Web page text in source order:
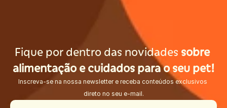
Fique por dentro das novidades sobre
alimentação e cuidados para o seu pet!
Inscreva-se na nossa newsletter e receba conteúdos exclusivos
direto no seu e-mail.